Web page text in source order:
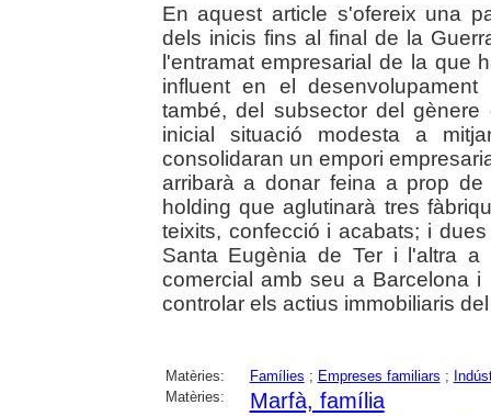
En aquest article s'ofereix una
dels inicis fins al final de la
l'entramat empresarial de la que
influent en el
també, del subsector del
inicial situació modesta a
consolidaran un empori
arribarà a donar feina a prop
holding que aglutinarà tres
teixits, confecció i acabats; i
Santa Eugènia de Ter i l'altra a
comercial amb seu a Barcelona
controlar els actius immobiliaris
Matèries: Famílies ; Empreses familiars ;
Matèries:
Marfà, família